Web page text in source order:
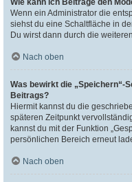
Wie kann ich Beiträge den
Wenn ein Administrator die
siehst du eine Schaltfläche in
Du wirst dann durch die
Nach oben
Was bewirkt die „Speichern“-
Beitrags?
Hiermit kannst du die
späteren Zeitpunkt
kannst du mit der Funktion
persönlichen Bereich erneut
Nach oben